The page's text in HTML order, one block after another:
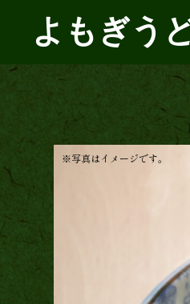
よもぎう
※写真はイメージです。